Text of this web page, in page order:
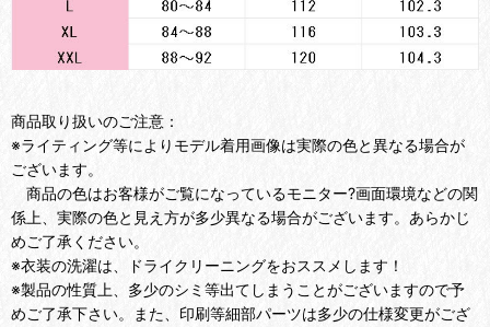
商品取り扱いのご注意：
※ライティング等によりモデル着用画像は実際の色と異なる場合が
ございます。
商品の色はお客様がご覧になっているモニター?画面環境などの関
係上、実際の色と見え方が多少異なる場合がございます。あらかじ
めご了承ください。
※衣装の洗濯は、ドライクリーニングをおススメします！
※製品の性質上、多少のシミ等出てしまうことがございますので予
めご了承下さい。また、印刷等細部パーツは多少の仕様変更がござ